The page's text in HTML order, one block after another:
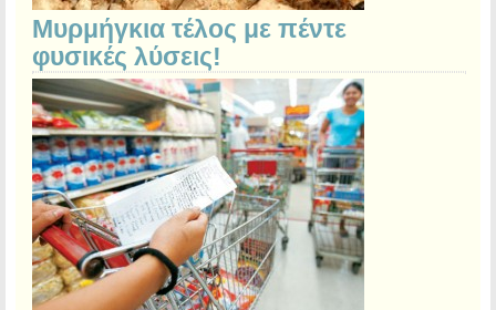
Μυρμήγκια τέλος με πέντε
φυσικές λύσεις!